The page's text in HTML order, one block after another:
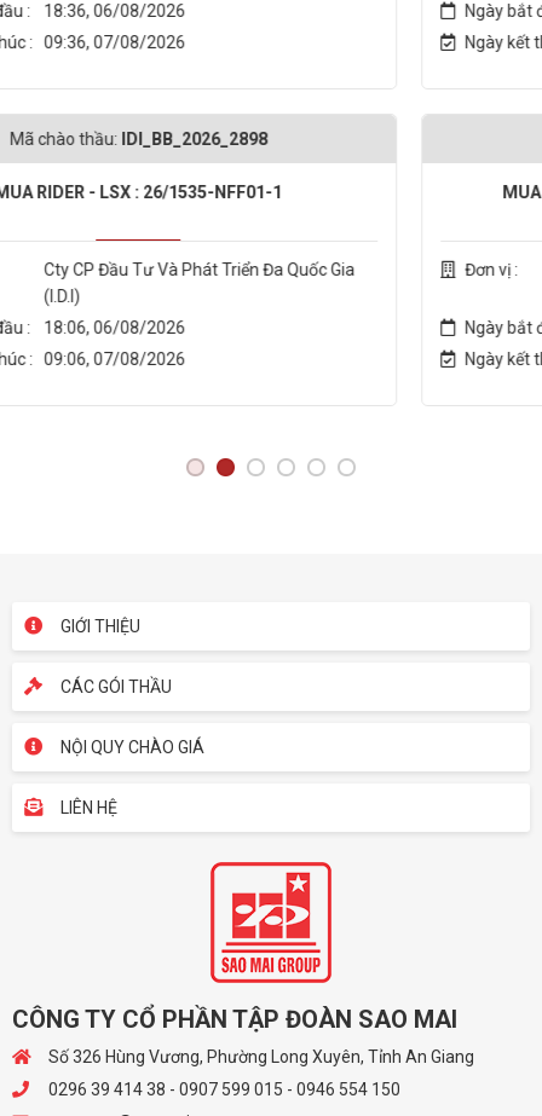
NFF01-1
Triển Đa Quốc Gia
18:05, 06/08/2026
09:05, 07/08/2026
MUA Thùng CARTON -LSX:
Đơn vị :
Cty CP Đầu Tư Và
18:03, 06/08/2026
09:03, 07/08/2026
CÔNG TY CỔ PHẦN TẬP ĐOÀN SAO MAI
Số 326 Hùng Vương, Phường Long Xuyên, Tỉnh An Giang
0296 39 414 38 - 0907 599 015 - 0946 554 150
GIỚI THIỆU
CÁC GÓI THẦU
NỘI QUY CHÀO GIÁ
LIÊN HỆ